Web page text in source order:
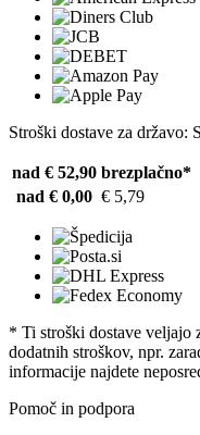
Stroški dostave za državo:
nad € 52,90 brezplačno*
nad € 0,00 € 5,79
* Ti stroški dostave veljajo
dodatnih stroškov, npr.
informacije najdete
Pomoč in podpora